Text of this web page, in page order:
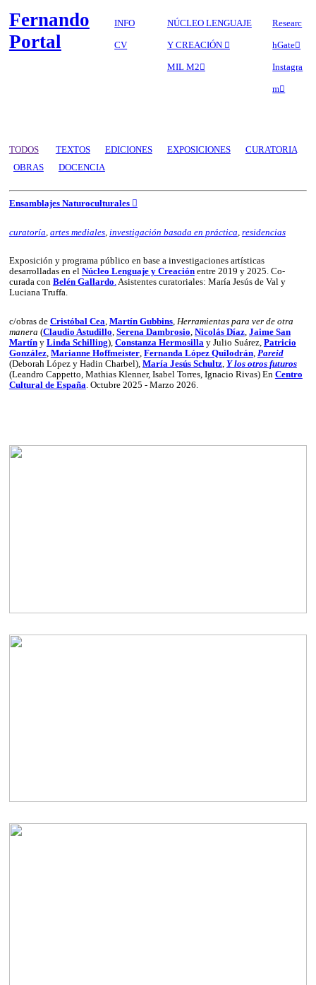
Fernando
Portal
INFO
CV
NÚCLEO LENGUAJE
Y CREACIÓN ︎︎︎
MIL M2︎︎︎
Researc
hGate︎︎︎
Instagra
m︎︎︎
TODOS TEXTOS EDICIONES EXPOSICIONES
CURATORIA
OBRAS
DOCENCIA
Ensamblajes Naturoculturales ︎︎︎
curatoría artes mediales, investigación basada en práctica residencias
Exposición y programa público en base a investigaciones artísticas
desarrolladas en el Núcleo Lenguaje y Creaciónentre 2019 y 2025. Co-
curada con Belén Gallardo.Asistentes curatoriales: María Jesús de Val y
Luciana Truffa.
c/obras de Cristóbal Cea, Martín Gubbins, Herramientas para ver de otra
manera (Claudio Astudillo, Serena Dambrosio, Nicolás Díaz, Jaime San
Martíny Linda Schilling), Constanza Hermosillay Julio Suárez, Patricio
González, Marianne Hoffmeister, Fernanda López Quilodrán, Pareid
(Deborah López y Hadin Charbel), María Jesús Schultz, Y los otros futuros
(Leandro Cappetto, Mathias Klenner, Isabel Torres, Ignacio Rivas) En Centro
Cultural de España. Octubre 2025 - Marzo 2026.